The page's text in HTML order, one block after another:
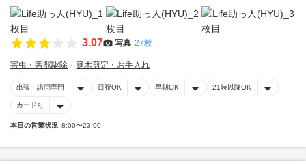
3.07 写真 27枚
害虫・害獣駆除 庭木剪定・お手入れ
出張・訪問専門 日祝OK 早朝OK 21時以降OK
カード可
本日の営業状況 8:00〜23:00